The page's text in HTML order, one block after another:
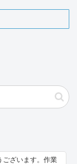
ございます。作業